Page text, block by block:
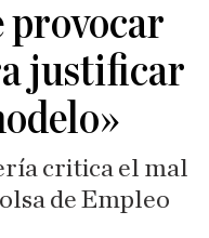
provocar
justificar
critica el mal
de Empleo